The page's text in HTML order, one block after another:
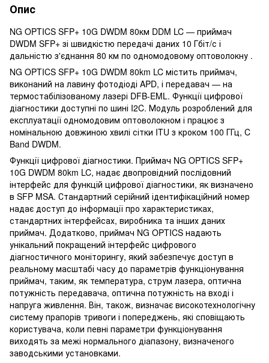
Опис
NG OPTICS SFP+ 10G DWDM 80км DDM LC — приймач
DWDM SFP+ зі швидкістю передачі даних 10 Гбіт/с і
дальністю з'єднання 80 км по одномодовому оптоволокну .
NG OPTICS SFP+ 10G DWDM 80km LC містить приймач,
виконаний на лавину фотодіоді APD, і передавач — на
термостабілізованому лазері DFB-EML. Функції цифрової
діагностики доступні по шині I2C. Модуль розроблений для
експлуатації одномодовим оптоволокном і працює з
номінальною довжиною хвилі сітки ITU з кроком 100 ГГц, C
Band DWDM.
Функції цифрової діагностики. Приймач NG OPTICS SFP+
10G DWDM 80km LC, надає двопровідний послідовний
інтерфейс для функцій цифрової діагностики, як визначено
в SFP MSA. Стандартний серійний ідентифікаційний номер
надає доступ до інформації про характеристиках,
стандартних інтерфейсах, виробника та інших даних
приймач. Додатково, приймач NG OPTICS надають
унікальний покращений інтерфейс цифрового
діагностичного моніторингу, який забезпечує доступ в
реальному масштабі часу до параметрів функціонування
приймач, таким, як температура, струм лазера, оптична
потужність передавача, оптична потужність на вході і
напруга живлення. Він, також, визначає високотехнологічну
систему прапорів тривоги і попереджень, які сповіщають
користувача, коли певні параметри функціонування
виходять за межі нормального діапазону, визначеного
заводськими установками.